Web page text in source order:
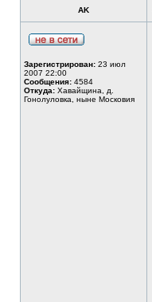
AK
Зарегистрирован: 23 июл
2007 22:00
Сообщения: 4584
Откуда: Хавайщина, д.
Гонолуловка, ныне Московия